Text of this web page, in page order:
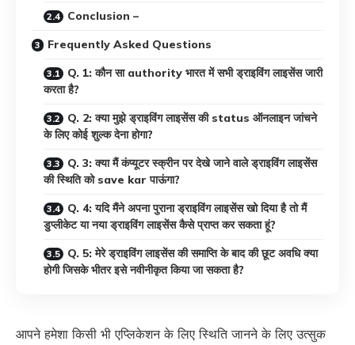
Conclusion –
Frequently Asked Questions
Q. 1: कौन सा authority भारत में सभी ड्राइविंग लाइसेंस जारी
करता है?
Q. 2: क्या मुझे ड्राइविंग लाइसेंस की status ऑनलाइन जांचने
के लिए कोई शुल्क देना होगा?
Q. 3: क्या मैं कंप्यूटर स्क्रीन पर देखे जाने वाले ड्राइविंग लाइसेंस
की स्थिति को save kar पाऊंगा?
Q. 4: यदि मैंने अपना पुराना ड्राइविंग लाइसेंस खो दिया है तो मैं
डुप्लीकेट या नया ड्राइविंग लाइसेंस कैसे प्राप्त कर सकता हूं?
Q. 5: मेरे ड्राइविंग लाइसेंस की समाप्ति के बाद की छूट अवधि क्या
होगी जिसके भीतर इसे नवीनीकृत किया जा सकता है?
आपने हमेशा किसी भी एप्लिकेशन के लिए स्थिति जानने के लिए उत्सुक